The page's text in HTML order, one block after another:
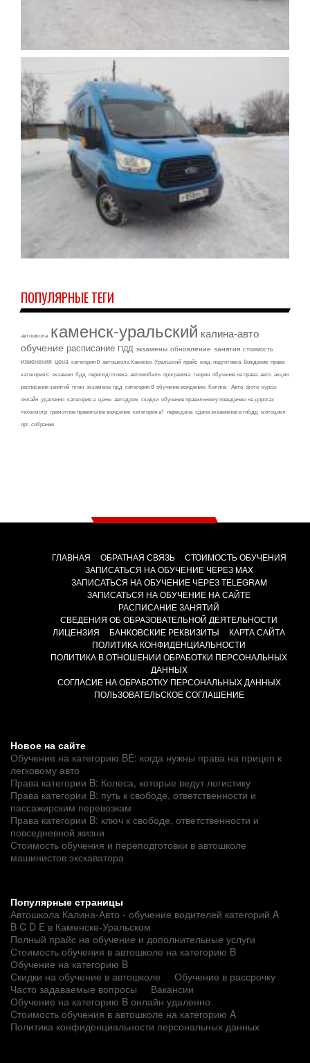
ПОПУЛЯРНЫЕ ТЕГИ
автошкола каменск-уральский калина-авто
обучение расписание ПДД экзамены обновление занятия стоимость
изменения цена категория b автошкола Каменск-Уральский прайс мед. подготовка Вождение права
категория c экзамен бдд переподготовка автомобиль программа теория обучение на права авто акция
расписание занятий план экзамены пдд категория d обучение вождению Калина - Авто фото курсы
онлайн удаленно категория а цены автодром скидки обучение правильному поведению на дорогах
техосмотр грамотное правильное вождение категория а1 пересдача сдача экзаменов в гибдд мотоцикл
орг. собрание
ГЛАВНАЯ ОБРАТНАЯ СВЯЗЬ
СТОИМОСТЬ ОБУЧЕНИЯ
ЗАПИСАТЬСЯ НА ОБУЧЕНИЕ ЧЕРЕЗ MAX
ЗАПИСАТЬСЯ НА ОБУЧЕНИЕ ЧЕРЕЗ TELEGRAM
ЗАПИСАТЬСЯ НА ОБУЧЕНИЕ НА САЙТЕ
РАСПИСАНИЕ ЗАНЯТИЙ
СВЕДЕНИЯ ОБ ОБРАЗОВАТЕЛЬНОЙ ДЕЯТЕЛЬНОСТИ
ЛИЦЕНЗИЯ
БАНКОВСКИЕ РЕКВИЗИТЫ
КАРТА САЙТА
ПОЛИТИКА КОНФИДЕНЦИАЛЬНОСТИ
ПОЛИТИКА В ОТНОШЕНИИ ОБРАБОТКИ ПЕРСОНАЛЬНЫХ
ДАННЫХ
СОГЛАСИЕ НА ОБРАБОТКУ ПЕРСОНАЛЬНЫХ ДАННЫХ
ПОЛЬЗОВАТЕЛЬСКОЕ СОГЛАШЕНИЕ
Новое на сайте
Обучение на категорию BE: когда нужны права на прицеп к
легковому авто
Права категории B: Колеса, которые ведут логистику
Права категории B: путь к свободе, ответственности и
пассажирским перевозкам
Права категории B: ключ к свободе, ответственности и
повседневной жизни
Стоимость обучения и переподготовки в автошколе
машинистов экскаватора
Популярные страницы
Автошкола Калина-Авто - обучение водителей категорий A
B C D E в Каменске-Уральском
Полный прайс на обучение и дополнительные услуги
Стоимость обучения в автошколе на категорию B
Обучение на категорию B
Скидки на обучение в автошколе
Обучение в рассрочку
Часто задаваемые вопросы
Вакансии
Обучение на категорию B онлайн удаленно
Стоимость обучения в автошколе на категорию A
Политика конфиденциальности персональных данных